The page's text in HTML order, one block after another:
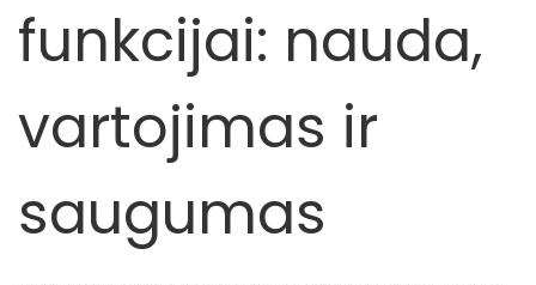
funkcijai: nauda,
vartojimas ir
saugumas